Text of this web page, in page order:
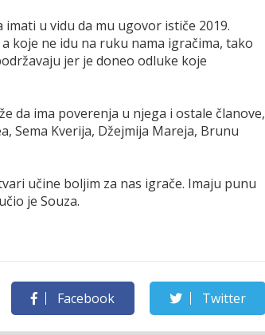
u vidu da mu ugovor ističe 2019.
koje ne idu na ruku nama igračima, tako
jer je doneo odluke koje
da ima poverenja u njega i ostale članove,
Sema Kverija, Džejmija Mareja, Brunu
učine boljim za nas igrače. Imaju punu
je Souza.
Facebook Twitter